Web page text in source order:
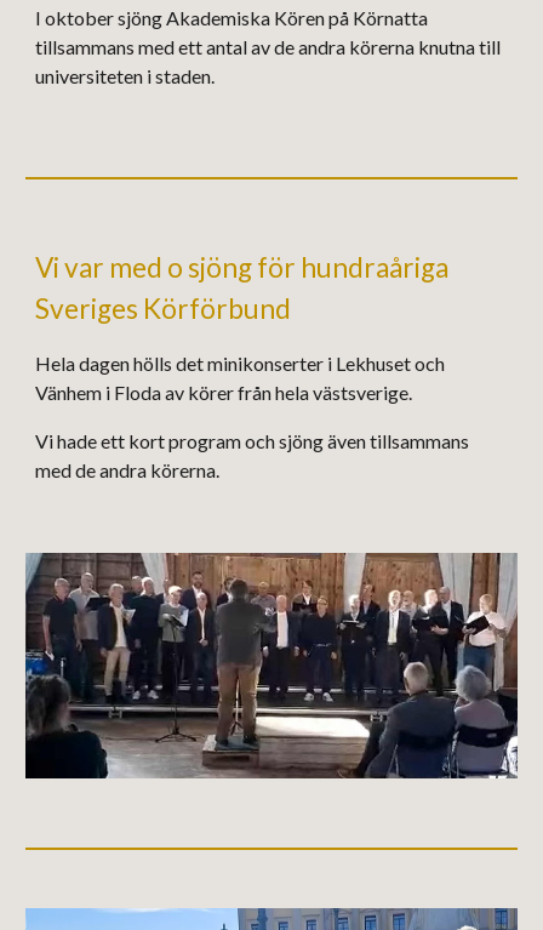
I oktober sjöng Akademiska Kören på Körnatta
tillsammans med ett antal av de andra körerna knutna till
universiteten i staden.
Vi var med o sjöng för hundraåriga
Sveriges Körförbund
Hela dagen hölls det minikonserter i Lekhuset och
Vänhem i Floda av körer från hela västsverige.
Vi hade ett kort program och sjöng även tillsammans
med de andra körerna.